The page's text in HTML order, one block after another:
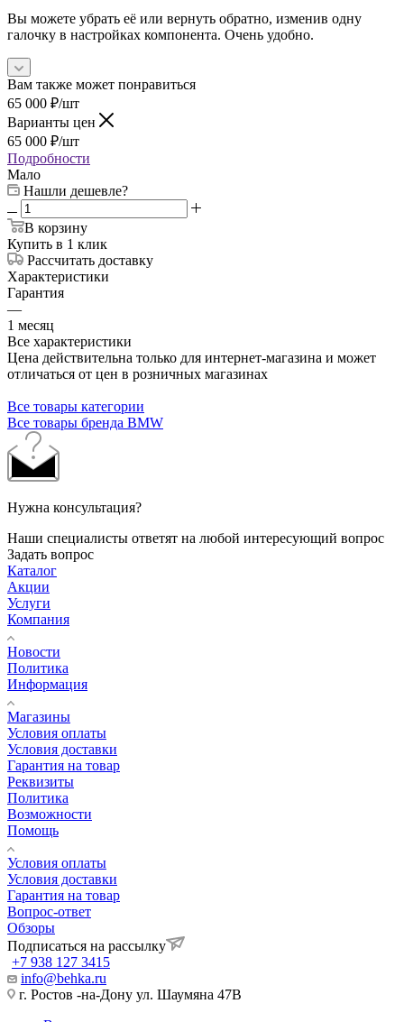
Вы можете убрать её или вернуть обратно, изменив одну
галочку в настройках компонента. Очень удобно.
Вам также может понравиться
65 000 ₽/шт
Варианты цен
65 000 ₽/шт
Подробности
Мало
Нашли дешевле?
В корзину
Купить в 1 клик
Рассчитать доставку
Характеристики
Гарантия
—
1 месяц
Все характеристики
Цена действительна только для интернет-магазина и может
отличаться от цен в розничных магазинах
Все товары категории
Все товары бренда BMW
Нужна консультация?
Наши специалисты ответят на любой интересующий вопрос
Задать вопрос
Каталог
Акции
Услуги
Компания
Новости
Политика
Информация
Магазины
Условия оплаты
Условия доставки
Гарантия на товар
Реквизиты
Политика
Возможности
Помощь
Условия оплаты
Условия доставки
Гарантия на товар
Вопрос-ответ
Обзоры
Подписаться на рассылку
+7 938 127 3415
info@behka.ru
г. Ростов -на-Дону ул. Шаумяна 47В